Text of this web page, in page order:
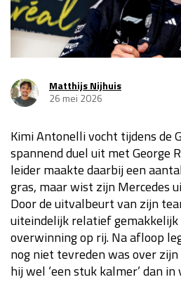
Race
Kwalificatie
Race
GP MEXICO 2026
Kwalificatie
Race
Matthijs Nijhuis
26 mei 2026
Kimi Antonelli vocht tijdens de
spannend duel uit met George
leider maakte daarbij een
gras, maar wist zijn Mercedes
Door de uitvalbeurt van zijn
uiteindelijk relatief gemakkelijk
overwinning op rij. Na afloop
nog niet tevreden was over
hij wel ‘een stuk kalmer’ dan in